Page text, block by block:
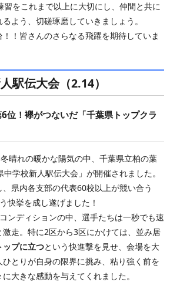
をこれまで以上に大切にし、仲間と共に
よう、切磋琢磨していきましょう。
！皆さんのさらなる飛躍を期待していま
駅伝大会（2.14）
6位！襷がつないだ「千葉県トップクラ
晴れの暖かな陽気の中、千葉県立柏の葉
学校新人駅伝大会」が開催されました。
県内各支部の代表60校以上が競い合う
快挙を成し遂げました！
ンディションの中、選手たちは一秒でも速
激走。特に2区から3区にかけては、並み居
ップに立つという快進撃を見せ、会場を大
とりが自身の限界に挑み、粘り強く前を
大きな感動を与えてくれました。